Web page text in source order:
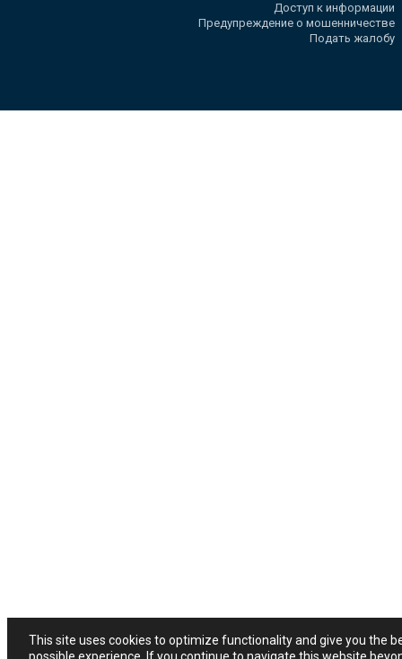
Доступ к информации
Предупреждение о мошенничестве
Подать жалобу
This site uses cookies to optimize functionality and give you the